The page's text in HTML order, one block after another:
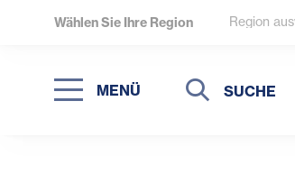
Wählen Sie Ihre Region Region
MENÜ
Suche
Suche